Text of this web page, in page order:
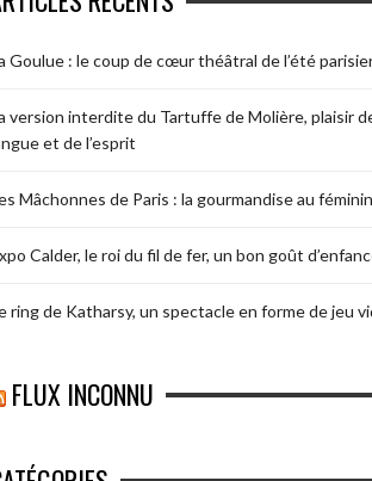
Goulue : le coup de cœur théâtral de l’été
version interdite du Tartuffe de Molière, plaisir
et de l’esprit
Mâchonnes de Paris : la gourmandise au féminin
Calder, le roi du fil de fer, un bon goût
ring de Katharsy, un spectacle en forme de jeu
FLUX INCONNU